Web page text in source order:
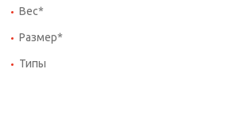
Вес*
Размер*
Типы